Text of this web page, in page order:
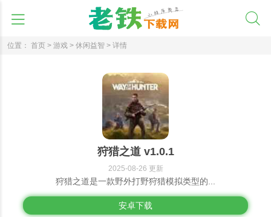
位置： 首页 > 游戏 > 休闲益智 > 详情
狩猎之道 v1.0.1
2025-08-26 更新
狩猎之道是一款野外打野狩猎模拟类型的...
安卓下载